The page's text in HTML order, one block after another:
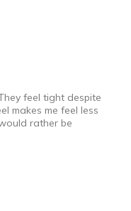
feel tight despite
makes me feel less
rather be